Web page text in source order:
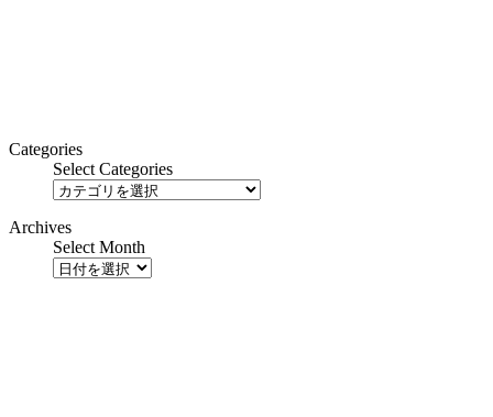
Categories
Select Categories
Archives
Select Month